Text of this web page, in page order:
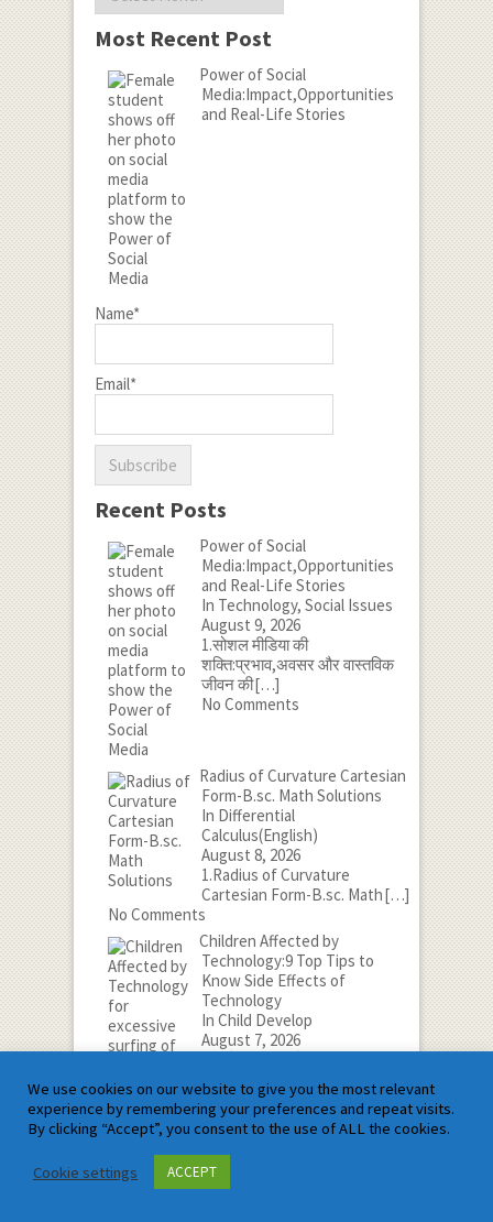
Most Recent Post
Power of Social
Media:Impact,Opportunities
and Real-Life Stories
Name*
Email*
Recent Posts
Power of Social
Media:Impact,Opportunities
and Real-Life Stories
In Technology, Social Issues
August 9, 2026
1.सोशल मीडिया की
शक्ति:प्रभाव,अवसर और वास्तविक
जीवन की[…]
No Comments
Radius of Curvature Cartesian
Form-B.sc. Math Solutions
In Differential
Calculus(English)
August 8, 2026
1.Radius of Curvature
Cartesian Form-B.sc. Math[…]
No Comments
Children Affected by
Technology:9 Top Tips to
Know Side Effects of
Technology
In Child Develop
August 7, 2026
दुष्प्रभावित:तकनीकी के दुष्प्रभाव को
[…]
No Comments
In 12th Mathematics(English),
JEE MAINS Maths(English)
We use cookies on our website to give you the most relevant
experience by remembering your preferences and repeat visits.
By clicking “Accept”, you consent to the use of ALL the cookies.
Cookie settings ACCEPT